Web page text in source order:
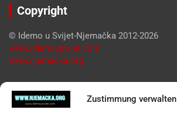
Zustimmung verwalten
Copyright
© Idemo u Svijet-Njemačka 2012-2026
www.idemousvijet.com
www.njemacka.org
Pregled